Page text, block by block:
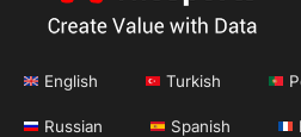
English Turkish
Russian Spanish